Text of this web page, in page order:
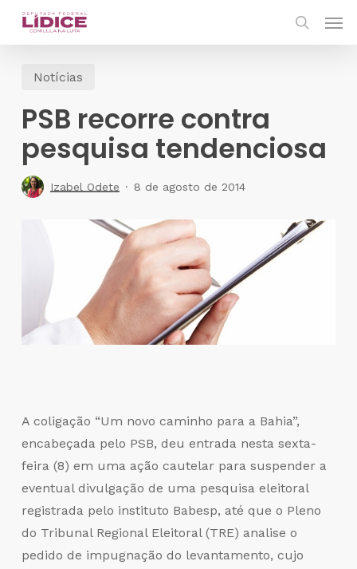
Skip
contentNotícias
PSB recorre contra
pesquisa tendenciosa
Izabel Odete 8 de agosto de 2014
A coligação “Um novo caminho para a Bahia”,
encabeçada pelo PSB, deu entrada nesta sexta-
feira (8) em uma ação cautelar para suspender a
eventual divulgação de uma pesquisa eleitoral
registrada pelo instituto Babesp, até que o Pleno
do Tribunal Regional Eleitoral (TRE) analise o
pedido de impugnação do levantamento, cujo